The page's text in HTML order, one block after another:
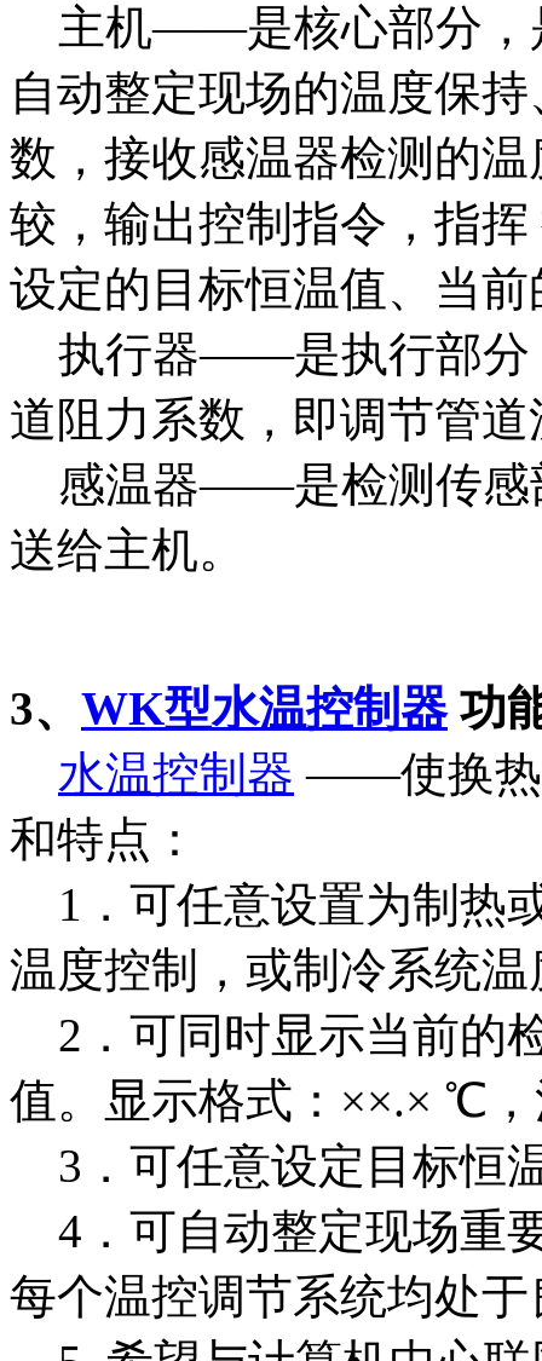
主机——是核心部分，
自动整定现场的温度保
数，接收感温器检测的
较，输出控制指令，指
设定的目标恒温值、当
执行器——是执行部分
道阻力系数，即调节管道
感温器——是检测传感
送给主机。
3、 WK型水温控制器功
水温控制器 ——使换热
和特点：
1．可任意设置为制热
温度控制，或制冷系统
2．可同时显示当前的
值。显示格式：××.× ℃
3．可任意设定目标恒
4．可自动整定现场重
每个温控调节系统均处